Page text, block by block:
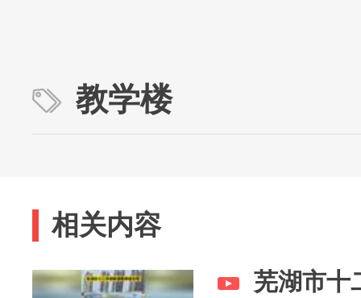
教学楼
相关内容
芜湖市十